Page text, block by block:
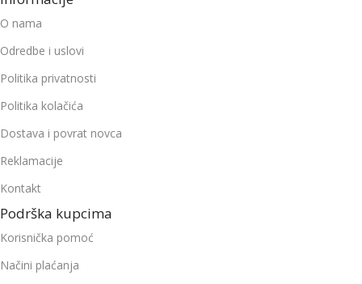
O nama
Odredbe i uslovi
Politika privatnosti
Politika kolačića
Dostava i povrat novca
Reklamacije
Kontakt
Podrška kupcima
Korisnička pomoć
Načini plaćanja